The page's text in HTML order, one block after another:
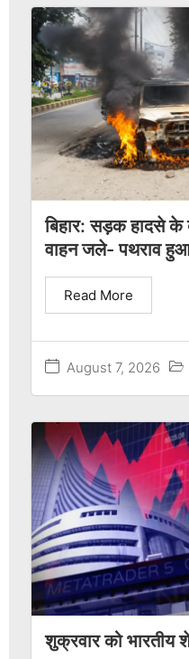
बिहार: सड़क हादसे के
वाहन जले- पथराव
August 7, 2026
Read More
शुक्रवार को भारतीय